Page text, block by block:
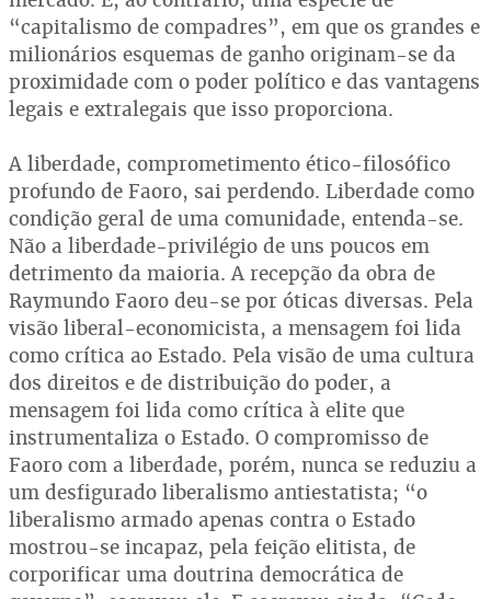
“capitalismo de compadres”, em que os grandes e
milionários esquemas de ganho originam-se da
proximidade com o poder político e das vantagens
legais e extralegais que isso proporciona.
A liberdade, comprometimento ético-filosófico
profundo de Faoro, sai perdendo. Liberdade como
condição geral de uma comunidade, entenda-se.
Não a liberdade-privilégio de uns poucos em
detrimento da maioria. A recepção da obra de
Raymundo Faoro deu-se por óticas diversas. Pela
visão liberal-economicista, a mensagem foi lida
como crítica ao Estado. Pela visão de uma cultura
dos direitos e de distribuição do poder, a
mensagem foi lida como crítica à elite que
instrumentaliza o Estado. O compromisso de
Faoro com a liberdade, porém, nunca se reduziu a
um desfigurado liberalismo antiestatista; “o
liberalismo armado apenas contra o Estado
mostrou-se incapaz, pela feição elitista, de
corporificar uma doutrina democrática de